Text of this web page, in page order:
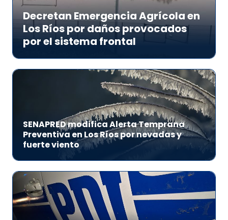
Decretan Emergencia Agrícola en
Los Ríos por daños provocados
por el sistema frontal
SENAPRED modifica Alerta Temprana
Preventiva en Los Ríos por nevadas y
fuerte viento